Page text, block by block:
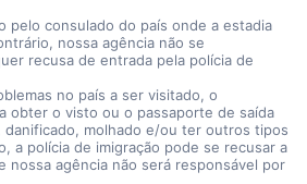
pelo consulado do país onde a estadia
nossa agência não se
recusa de entrada pela polícia de
no país a ser visitado, o
obter o visto ou o passaporte de saída
danificado, molhado e/ou ter outros tipos
a polícia de imigração pode se recusar a
nossa agência não será responsável por